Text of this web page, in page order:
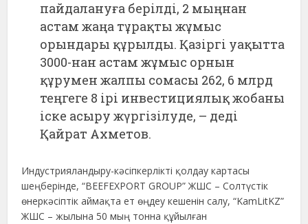
пайдалануға берілді, 2 мыңнан
астам жаңа тұрақты жұмыс
орындары құрылды. Қазіргі уақытта
3000-нан астам жұмыс орнын
құрумен жалпы сомасы 262, 6 млрд
теңгеге 8 ірі инвестициялық жобаны
іске асыру жүргізілуде, – деді
Қайрат Ахметов.
Индустрияландыру-кәсіпкерлікті қолдау картасы
шеңберінде, “BEEFEXPORT GROUP” ЖШС – Солтүстік
өнеркәсіптік аймақта ет өңдеу кешенін салу, “KamLitKZ”
ЖШС – жылына 50 мың тонна құйылған